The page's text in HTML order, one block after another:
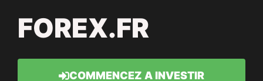
FOREX.FR
COMMENCEZ A INVESTIR